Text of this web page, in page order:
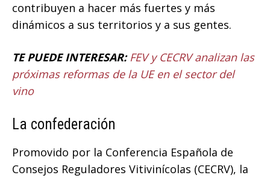
contribuyen a hacer más fuertes y más
dinámicos a sus territorios y a sus gentes.
TE PUEDE INTERESAR: FEV y CECRV analizan las
próximas reformas de la UE en el sector del
vino
La confederación
Promovido por la Conferencia Española de
Consejos Reguladores Vitivinícolas (CECRV), la